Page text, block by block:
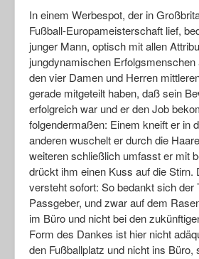
In einem Werbespot, der in
Fußball-Europameisterschaft lief,
junger Mann, optisch mit allen
jungdynamischen
den vier Damen und Herren
gerade mitgeteilt haben, daß sein
erfolgreich war und er den Job
folgendermaßen: Einem kneift er in
anderen wuschelt er durch die
weiteren schließlich umfasst er mit
drückt ihm einen Kuss auf die Stirn.
versteht sofort: So bedankt sich der
Passgeber, und zwar auf dem
im Büro und nicht bei den
Form des Dankes ist hier nicht
den Fußballplatz und nicht ins Büro,